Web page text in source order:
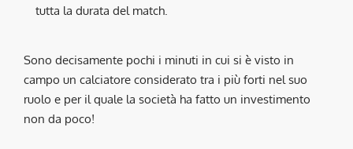
tutta la durata del match.
Sono decisamente pochi i minuti in cui si è visto in
campo un calciatore considerato tra i più forti nel suo
ruolo e per il quale la società ha fatto un investimento
non da poco!